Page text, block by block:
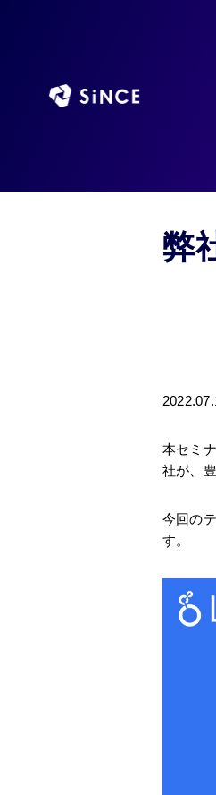
弊
本セミ
社が、
今回の
す。